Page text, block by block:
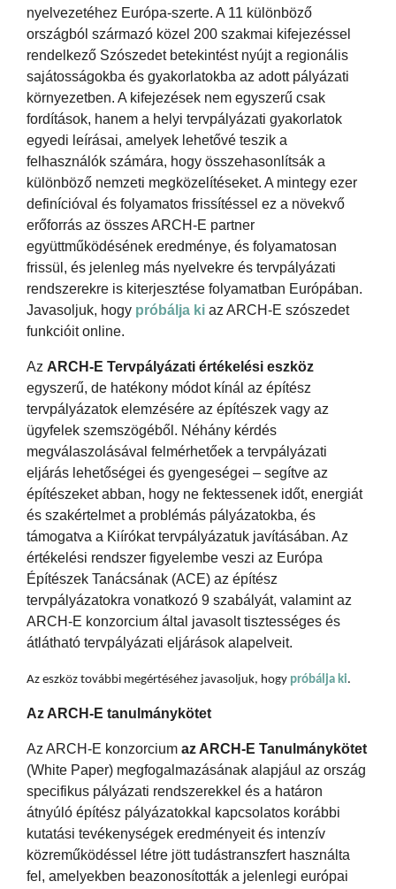
nyelvezetéhez Európa-szerte. A 11 különböző
országból származó közel 200 szakmai kifejezéssel
rendelkező Szószedet betekintést nyújt a regionális
sajátosságokba és gyakorlatokba az adott pályázati
környezetben. A kifejezések nem egyszerű csak
fordítások, hanem a helyi tervpályázati gyakorlatok
egyedi leírásai, amelyek lehetővé teszik a
felhasználók számára, hogy összehasonlítsák a
különböző nemzeti megközelítéseket. A mintegy ezer
definícióval és folyamatos frissítéssel ez a növekvő
erőforrás az összes ARCH-E partner
együttműködésének eredménye, és folyamatosan
frissül, és jelenleg más nyelvekre és tervpályázati
rendszerekre is kiterjesztése folyamatban Európában.
Javasoljuk, hogy próbálja ki az ARCH-E szószedet
funkcióit online.
Az ARCH-E Tervpályázati értékelési eszköz
egyszerű, de hatékony módot kínál az építész
tervpályázatok elemzésére az építészek vagy az
ügyfelek szemszögéből. Néhány kérdés
megválaszolásával felmérhetőek a tervpályázati
eljárás lehetőségei és gyengeségei – segítve az
építészeket abban, hogy ne fektessenek időt, energiát
és szakértelmet a problémás pályázatokba, és
támogatva a Kiírókat tervpályázatuk javításában. Az
értékelési rendszer figyelembe veszi az Európa
Építészek Tanácsának (ACE) az építész
tervpályázatokra vonatkozó 9 szabályát, valamint az
ARCH-E konzorcium által javasolt tisztességes és
átlátható tervpályázati eljárások alapelveit.
Az eszköz további megértéséhez javasoljuk, hogy próbálja ki.
Az ARCH-E tanulmánykötet
Az ARCH-E konzorcium az ARCH-E Tanulmánykötet
(White Paper) megfogalmazásának alapjául az ország
specifikus pályázati rendszerekkel és a határon
átnyúló építész pályázatokkal kapcsolatos korábbi
kutatási tevékenységek eredményeit és intenzív
közreműködéssel létre jött tudástranszfert használta
fel, amelyekben beazonosították a jelenlegi európai